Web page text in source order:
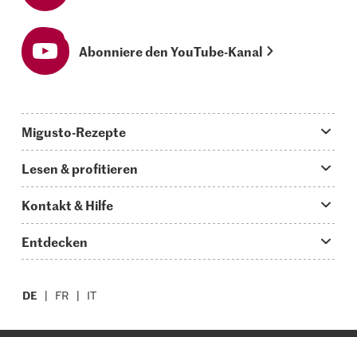
Abonniere den YouTube-Kanal
Migusto-Rezepte
Was koche ich heute?
Hauptgerichte
Schnelle & einfache Rezepte
Apéro & Fingerfood
Backen
Lesen & profitieren
Storys
How to-Videos
Glossar
Migusto Login
Kontakt & Hilfe
Infos zum Kochen mit Migusto
Kontakt
Mediadaten Werbetreibende
Entdecken
Migros Online
DE FR IT